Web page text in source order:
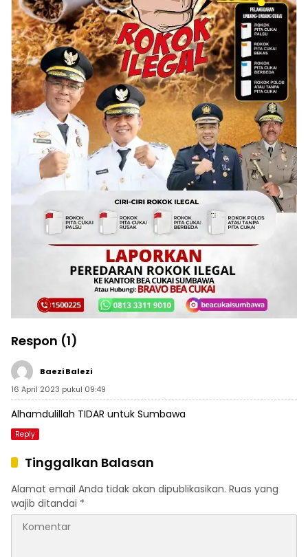
Respon (1)
Baezi Balezi
16 April 2023 pukul 09:49
Alhamdulillah TIDAR untuk Sumbawa
Reply
Tinggalkan Balasan
Alamat email Anda tidak akan dipublikasikan. Ruas yang
wajib ditandai *